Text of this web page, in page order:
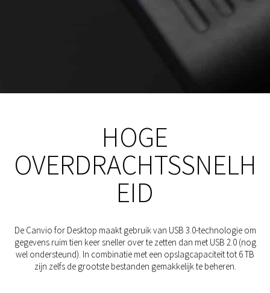
HOGE
OVERDRACHTSSNELH
EID
De Canvio for Desktop maakt gebruik van USB 3.0-technologie om
gegevens ruim tien keer sneller over te zetten dan met USB 2.0 (nog
wel ondersteund). In combinatie met een opslagcapaciteit tot 6 TB
zijn zelfs de grootste bestanden gemakkelijk te beheren.